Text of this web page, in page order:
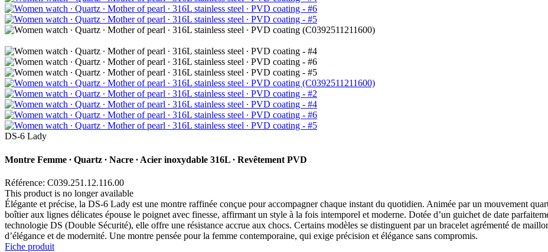
DS-6 Lady
Montre Femme ∙ Quartz ∙ Nacre ∙ Acier inoxydable 316L ∙ Revêtement PVD
Référence: C039.251.12.116.00
This product is no longer available
Élégante et précise, la DS-6 Lady est une montre raffinée conçue pour accompagner chaque instant du quotidien. Animée par un mouvement
boîtier aux lignes délicates épouse le poignet avec finesse, affirmant un style à la fois intemporel et moderne. Dotée d’un guichet de date
technologie DS (Double Sécurité), elle offre une résistance accrue aux chocs. Certains modèles se distinguent par un bracelet agrémenté de
d’élégance et de modernité. Une montre pensée pour la femme contemporaine, qui exige précision et élégance sans compromis.
Fiche produit